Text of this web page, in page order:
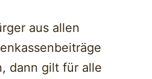
aus allen
dann gilt für alle